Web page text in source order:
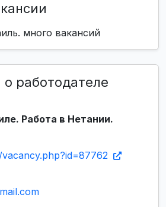
много вакансий
работодателе
Работа в Нетании.